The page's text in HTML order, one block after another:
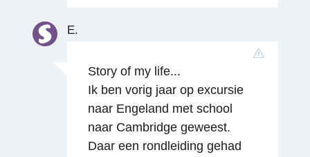
E.
Story of my life...
Ik ben vorig jaar op excursie
naar Engeland met school
naar Cambridge geweest.
Daar een rondleiding gehad